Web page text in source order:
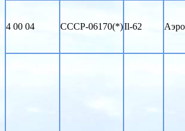
4 00 04 CCCP-06170(*)Il-62